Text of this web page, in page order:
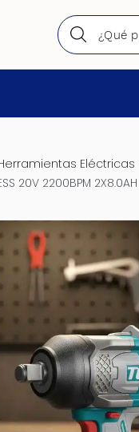
Eléctricas
20V 2200BPM